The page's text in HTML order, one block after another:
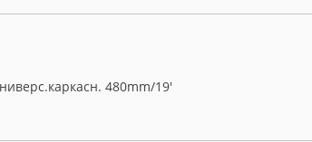
480mm/19'